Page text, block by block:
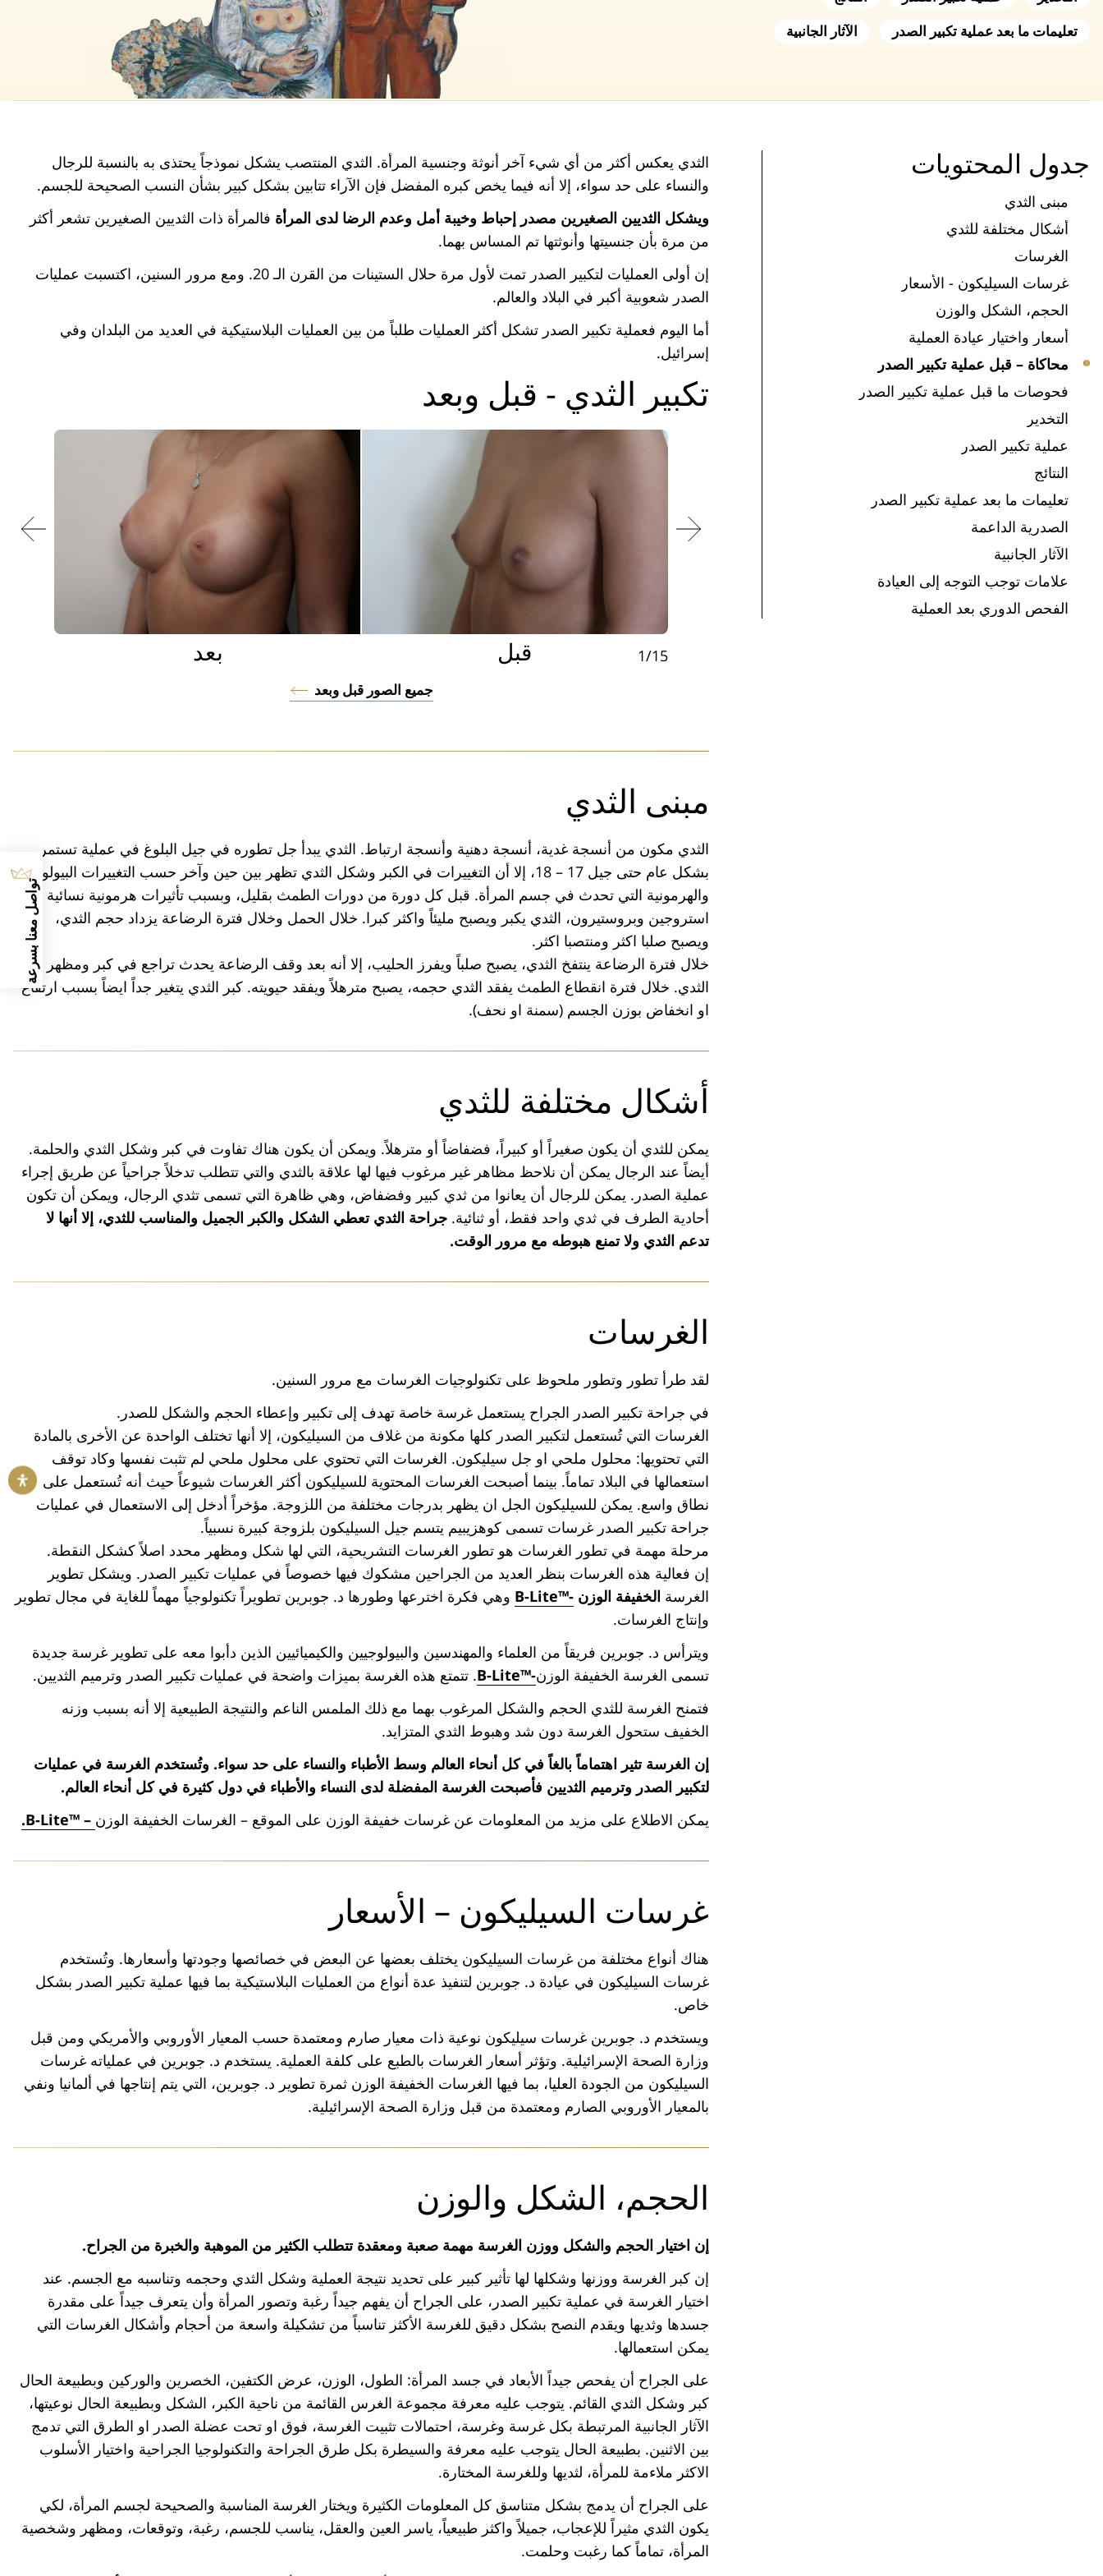
تعليمات ما بعد عملية تكبير الصدر
الآثار الجانبية
جدول المحتويات
مبنى الثدي
أشكال مختلفة للثدي
الغرسات
غرسات السيليكون - الأسعار
الحجم، الشكل والوزن
أسعار واختيار عيادة العملية
محاكاة – قبل عملية تكبير الصدر
فحوصات ما قبل عملية تكبير الصدر
التخدير
عملية تكبير الصدر
النتائج
تعليمات ما بعد عملية تكبير الصدر
الصدرية الداعمة
الآثار الجانبية
علامات توجب التوجه إلى العيادة
الفحص الدوري بعد العملية
الثدي يعكس أكثر من أي شيء آخر أنوثة وجنسية المرأة. الثدي المنتصب يشكل نموذجاً يحتذى به بالنسبة للرجال
والنساء على حد سواء، إلا أنه فيما يخص كبره المفضل فإن الآراء تتابين بشكل كبير بشأن النسب الصحيحة للجسم.
ويشكل الثديين الصغيرين مصدر إحباط وخيبة أمل وعدم الرضا لدى المرأة فالمرأة ذات الثديين الصغيرين تشعر أكثر
من مرة بأن جنسيتها وأنوثتها تم المساس بهما.
إن أولى العمليات لتكبير الصدر تمت لأول مرة حلال الستينات من القرن الـ 20. ومع مرور السنين، اكتسبت عمليات
الصدر شعوبية أكبر في البلاد والعالم.
أما اليوم فعملية تكبير الصدر تشكل أكثر العمليات طلباً من بين العمليات البلاستيكية في العديد من البلدان وفي
إسرائيل.
تكبير الثدي - قبل وبعد
قبل بعد 1/15
جميع الصور قبل وبعد
مبنى الثدي
الثدي مكون من أنسجة غدية، أنسجة دهنية وأنسجة ارتباط. الثدي يبدأ جل تطوره في جيل البلوغ في عملية تستمر
بشكل عام حتى جيل 17 – 18، إلا أن التغييرات في الكبر وشكل الثدي تظهر بين حين وآخر حسب التغييرات البيولوجية
والهرمونية التي تحدث في جسم المرأة. قبل كل دورة من دورات الطمث بقليل، وبسبب تأثيرات هرمونية نسائية وهي
استروجين وبروستيرون، الثدي يكبر ويصبح مليئاً واكثر كبرا. خلال الحمل وخلال فترة الرضاعة يزداد حجم الثدي،
ويصبح صلبا اكثر ومنتصبا اكثر.
خلال فترة الرضاعة ينتفخ الثدي، يصبح صلباً ويفرز الحليب، إلا أنه بعد وقف الرضاعة يحدث تراجع في كبر ومظهر
الثدي. خلال فترة انقطاع الطمث يفقد الثدي حجمه، يصبح مترهلاً ويفقد حيويته. كبر الثدي يتغير جداً ايضاً بسبب ارتفاع
او انخفاض بوزن الجسم (سمنة او نحف).
أشكال مختلفة للثدي
يمكن للثدي أن يكون صغيراً أو كبيراً، فضفاضاً أو مترهلاً. ويمكن أن يكون هناك تفاوت في كبر وشكل الثدي والحلمة.
أيضاً عند الرجال يمكن أن نلاحظ مظاهر غير مرغوب فيها لها علاقة بالثدي والتي تتطلب تدخلاً جراحياً عن طريق إجراء
عملية الصدر. يمكن للرجال أن يعانوا من ثدي كبير وفضفاض، وهي ظاهرة التي تسمى تثدي الرجال، ويمكن أن تكون
أحادية الطرف في ثدي واحد فقط، أو ثنائية. جراحة الثدي تعطي الشكل والكبر الجميل والمناسب للثدي، إلا أنها لا
تدعم الثدي ولا تمنع هبوطه مع مرور الوقت.
الغرسات
لقد طرأ تطور وتطور ملحوظ على تكنولوجيات الغرسات مع مرور السنين.
في جراحة تكبير الصدر الجراح يستعمل غرسة خاصة تهدف إلى تكبير وإعطاء الحجم والشكل للصدر.
الغرسات التي تُستعمل لتكبير الصدر كلها مكونة من غلاف من السيليكون، إلا أنها تختلف الواحدة عن الأخرى بالمادة
التي تحتويها: محلول ملحي او جل سيليكون. الغرسات التي تحتوي على محلول ملحي لم تثبت نفسها وكاد توقف
استعمالها في البلاد تماماً. بينما أصبحت الغرسات المحتوية للسيليكون أكثر الغرسات شيوعاً حيث أنه تُستعمل على
نطاق واسع. يمكن للسيليكون الجل ان يظهر بدرجات مختلفة من اللزوجة. مؤخراً أدخل إلى الاستعمال في عمليات
جراحة تكبير الصدر غرسات تسمى كوهزيبيم يتسم جيل السيليكون بلزوجة كبيرة نسبياً.
مرحلة مهمة في تطور الغرسات هو تطور الغرسات التشريحية، التي لها شكل ومظهر محدد اصلاً كشكل النقطة.
إن فعالية هذه الغرسات بنظر العديد من الجراحين مشكوك فيها خصوصاً في عمليات تكبير الصدر. ويشكل تطوير
الغرسة الخفيفة الوزن -™
B-Lite وهي فكرة اخترعها وطورها د. جوبرين تطويراً تكنولوجياً مهماً للغاية في مجال تطوير
وإنتاج الغرسات.
ويترأس د. جوبرين فريقاً من العلماء والمهندسين والبيولوجيين والكيميائيين الذين دأبوا معه على تطوير غرسة جديدة
تسمى الغرسة الخفيفة الوزن-™B-Lite
. تتمتع هذه الغرسة بميزات واضحة في عمليات تكبير الصدر وترميم الثديين.
فتمنح الغرسة للثدي الحجم والشكل المرغوب بهما مع ذلك الملمس الناعم والنتيجة الطبيعية إلا أنه بسبب وزنه
الخفيف ستحول الغرسة دون شد وهبوط الثدي المتزايد.
إن الغرسة تثير اهتماماً بالغاً في كل أنحاء العالم وسط الأطباء والنساء على حد سواء. وتُستخدم الغرسة في عمليات
لتكبير الصدر وترميم الثديين فأصبحت الغرسة المفضلة لدى النساء والأطباء في دول كثيرة في كل أنحاء العالم.
يمكن الاطلاع على مزيد من المعلومات عن غرسات خفيفة الوزن على الموقع – الغرسات الخفيفة الوزن – ™B-Lite.
غرسات السيليكون – الأسعار
هناك أنواع مختلفة من غرسات السيليكون يختلف بعضها عن البعض في خصائصها وجودتها وأسعارها. وتُستخدم
غرسات السيليكون في عيادة د. جوبرين لتنفيذ عدة أنواع من العمليات البلاستيكية بما فيها عملية تكبير الصدر بشكل
خاص.
ويستخدم د. جوبرين غرسات سيليكون نوعية ذات معيار صارم ومعتمدة حسب المعيار الأوروبي والأمريكي ومن قبل
وزارة الصحة الإسرائيلية. وتؤثر أسعار الغرسات بالطبع على كلفة العملية. يستخدم د. جوبرين في عملياته غرسات
السيليكون من الجودة العليا، بما فيها الغرسات الخفيفة الوزن ثمرة تطوير د. جوبرين، التي يتم إنتاجها في ألمانيا ونفي
بالمعيار الأوروبي الصارم ومعتمدة من قبل وزارة الصحة الإسرائيلية.
الحجم، الشكل والوزن
إن اختيار الحجم والشكل ووزن الغرسة مهمة صعبة ومعقدة تتطلب الكثير من الموهبة والخبرة من الجراح.
إن كبر الغرسة ووزنها وشكلها لها تأثير كبير على تحديد نتيجة العملية وشكل الثدي وحجمه وتناسبه مع الجسم. عند
اختيار الغرسة في عملية تكبير الصدر، على الجراح أن يفهم جيداً رغبة وتصور المرأة وأن يتعرف جيداً على مقدرة
جسدها وثديها ويقدم النصح بشكل دقيق للغرسة الأكثر تناسباً من تشكيلة واسعة من أحجام وأشكال الغرسات التي
يمكن استعمالها.
على الجراح أن يفحص جيداً الأبعاد في جسد المرأة: الطول، الوزن، عرض الكتفين، الخصرين والوركين وبطبيعة الحال
كبر وشكل الثدي القائم. يتوجب عليه معرفة مجموعة الغرس القائمة من ناحية الكبر، الشكل وبطبيعة الحال نوعيتها،
الآثار الجانبية المرتبطة بكل غرسة وغرسة، احتمالات تثبيت الغرسة، فوق او تحت عضلة الصدر او الطرق التي تدمج
بين الاثنين. بطبيعة الحال يتوجب عليه معرفة والسيطرة بكل طرق الجراحة والتكنولوجيا الجراحية واختيار الأسلوب
الاكثر ملاءمة للمرأة، لثديها وللغرسة المختارة.
على الجراح أن يدمج بشكل متناسق كل المعلومات الكثيرة ويختار الغرسة المناسبة والصحيحة لجسم المرأة، لكي
يكون الثدي مثيراً للإعجاب، جميلاً واكثر طبيعياً، ياسر العين والعقل، يناسب للجسم، رغبة، وتوقعات، ومظهر وشخصية
المرأة، تماماً كما رغبت وحلمت.
تواصل معنا بسرعة